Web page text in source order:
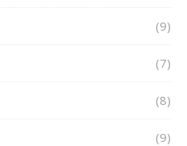
(9)
(7)
(8)
(9)